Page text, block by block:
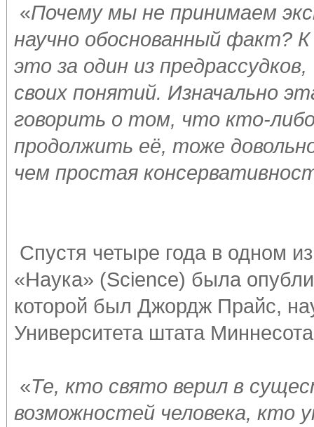
«Почему мы не принимаем
научно обоснованный факт?
это за один из
своих понятий. Изначально
говорить о том, что кто-
продолжить её, тоже
чем простая
Спустя четыре года в одном
«Наука» (Science) была
которой был Джордж Прайс,
Университета штата
«Те, кто свято верил в
возможностей человека, кто